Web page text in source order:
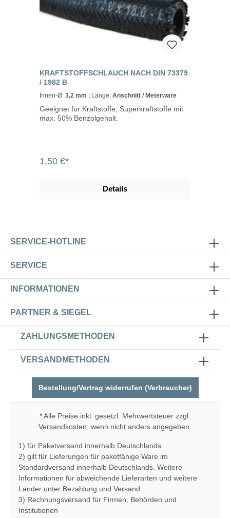
KRAFTSTOFFSCHLAUCH NACH DIN 73379
/ 1982 B
Innen-Ø: 3,2 mm | Länge: Anschnitt / Meterware
Geeignet für Kraftstoffe, Superkraftstoffe mit
max. 50% Benzolgehalt.
1,50 €*
Details
SERVICE-HOTLINE
SERVICE
INFORMATIONEN
PARTNER & SIEGEL
ZAHLUNGSMETHODEN
VERSANDMETHODEN
Bestellung/Vertrag widerrufen (Verbraucher)
* Alle Preise inkl. gesetzl. Mehrwertsteuer zzgl.
Versandkosten , wenn nicht anders angegeben.
1) für Paketversand innerhalb Deutschlands.
2) gilt für Lieferungen für paketfähige Ware im
Standardversand innerhalb Deutschlands. Weitere
Informationen für abweichende Lieferarten und weitere
Länder unter Bezahlung und Versand
3) Rechnungsversand für Firmen, Behörden und
Institutionen